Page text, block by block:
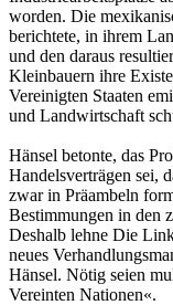
worden. Die
berichtete, in ihrem
und den daraus
Kleinbauern ihre
Vereinigten Staaten
und Landwirtschaft
Hänsel betonte, das
Handelsverträgen sei,
zwar in Präambeln
Bestimmungen in den
Deshalb lehne Die
neues
Hänsel. Nötig seien
Vereinten Nationen«.